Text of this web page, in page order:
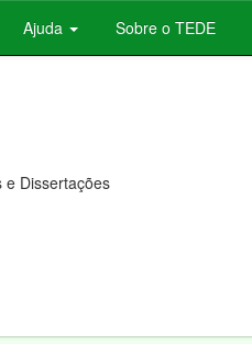
Ajuda Sobre o TEDE
e Dissertações